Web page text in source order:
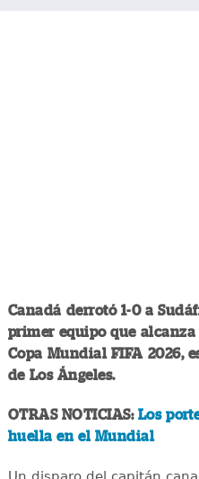
Canadá derrotó 1-0 a
primer equipo que
Copa Mundial FIFA 2026,
de Los Ángeles.
OTRAS NOTICIAS: Los
huella en el Mundial